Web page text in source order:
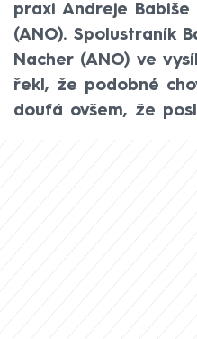
praxi Andreje Babiše
(ANO). Spolustraník
Nacher (ANO) ve
řekl, že podobné
doufá ovšem, že